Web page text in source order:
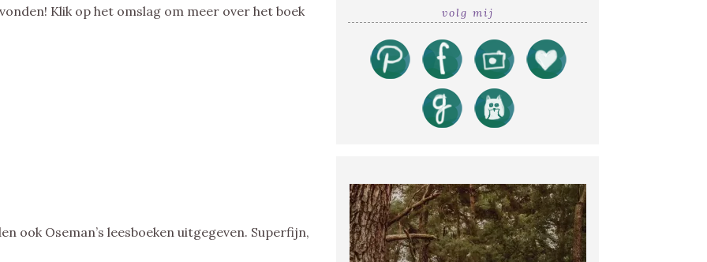
Klik op het omslag om meer over het boek
ook Oseman’s leesboeken uitgegeven. Superfijn,
volg mij